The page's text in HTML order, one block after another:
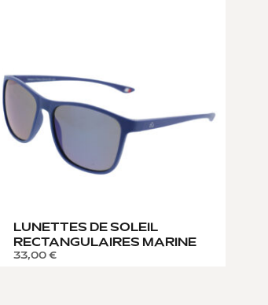
LUNETTES DE SOLEIL
RECTANGULAIRES MARINE
33,00 €